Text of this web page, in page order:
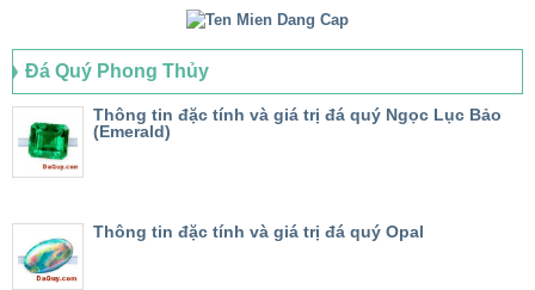
Đá Quý Phong Thủy
Thông tin đặc tính và giá trị đá quý Ngọc Lục Bảo
(Emerald)
Thông tin đặc tính và giá trị đá quý Opal